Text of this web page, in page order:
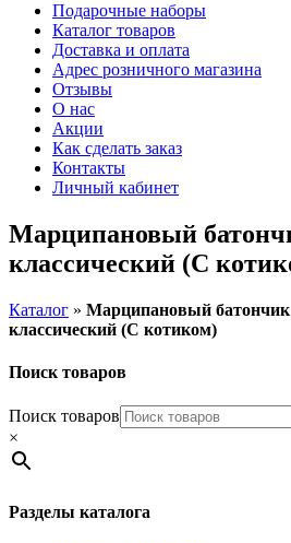
Подарочные наборы
Каталог товаров
Доставка и оплата
Адрес розничного магазина
Отзывы
О нас
Акции
Как сделать заказ
Контакты
Личный кабинет
Марципановый
классический (С
Каталог » Марципановый
классический (С котиком)
Поиск товаров
Поиск товаров
×
Разделы каталога